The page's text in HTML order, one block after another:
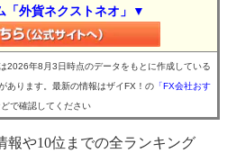
「外貨ネクストネオ」▼
2026年8月3日時点のデータをもとに作成している
あります。最新の情報はザイFX！の 「FX会社おす
で確認してください
報や10位までの全ランキング